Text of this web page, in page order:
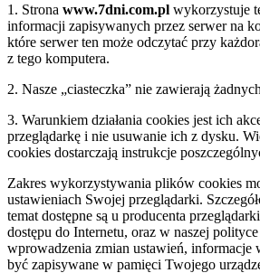
1. Strona www.7dni.com.pl wykorzystuje
informacji zapisywanych przez serwer na
które serwer ten może odczytać przy
z tego komputera.
2. Nasze „ciasteczka” nie zawierają
3. Warunkiem działania cookies jest ich
przeglądarkę i nie usuwanie ich z dysku.
cookies dostarczają instrukcje
Zakres wykorzystywania plików cookies
ustawieniach Swojej przeglądarki.
temat dostępne są u producenta
dostępu do Internetu, oraz w naszej
wprowadzenia zmian ustawień, informacje
być zapisywane w pamięci Twojego